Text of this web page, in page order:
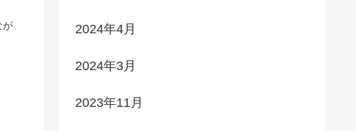
が
2024年4月
2024年3月
2023年11月